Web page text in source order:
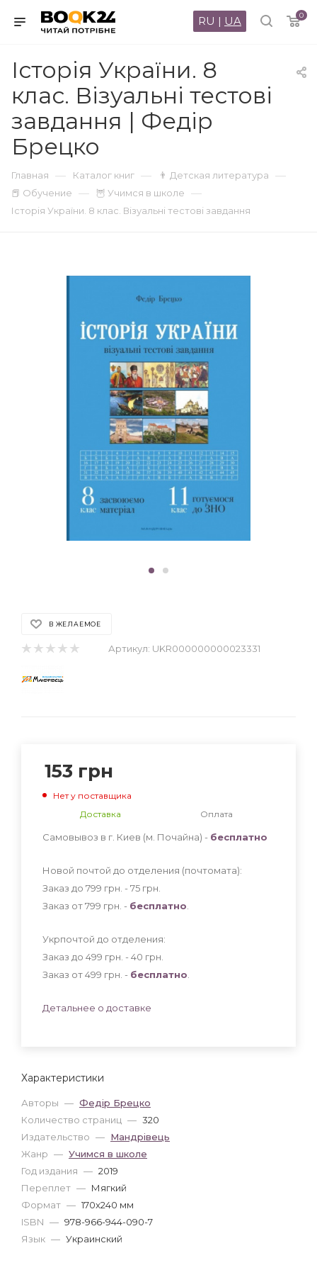
0
RU | UA
Історія України. 8
клас. Візуальні тестові
завдання | Федір
Брецко
Главная — Каталог книг — 👨 Детская литература —
📕 Обучение — 🦉 Учимся в школе —
Історія України. 8 клас. Візуальні тестові завдання
В ЖЕЛАЕМОЕ
Артикул: UKR000000000023331
Характеристики
Авторы — Федір Брецко
Количество страниц — 320
Издательство — Мандрівець
Жанр — Учимся в школе
Год издания — 2019
Переплет — Мягкий
Формат — 170x240 мм
ISBN — 978-966-944-090-7
Язык — Украинский
153 грн
Нет у поставщика
Доставка
Оплата
Самовывоз в г. Киев (м. Почайна) - бесплатно
Новой почтой до отделения (почтомата):
Заказ до 799 грн. - 75 грн
Заказ от 799 грн. - бесплатно
Укрпочтой до отделения:
Заказ до 499 грн. - 40 грн
Заказ от 499 грн. - бесплатно
Детальнее о доставке